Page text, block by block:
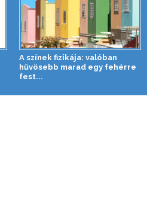
A színek fizikája: valóban
hűvösebb marad egy fehérre
fest...